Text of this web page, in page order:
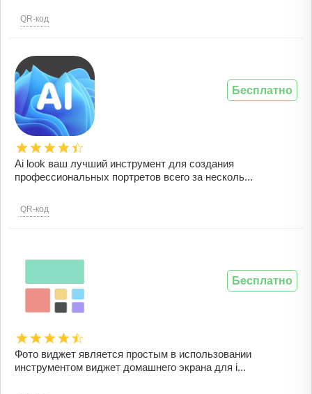
QR-код
Ai look ваш лучший инструмент для создания
профессиональных портретов всего за несколь...
QR-код
Бесплатно
Фото виджет является простым в использовании
инструментом виджет домашнего экрана для i...
Бесплатно